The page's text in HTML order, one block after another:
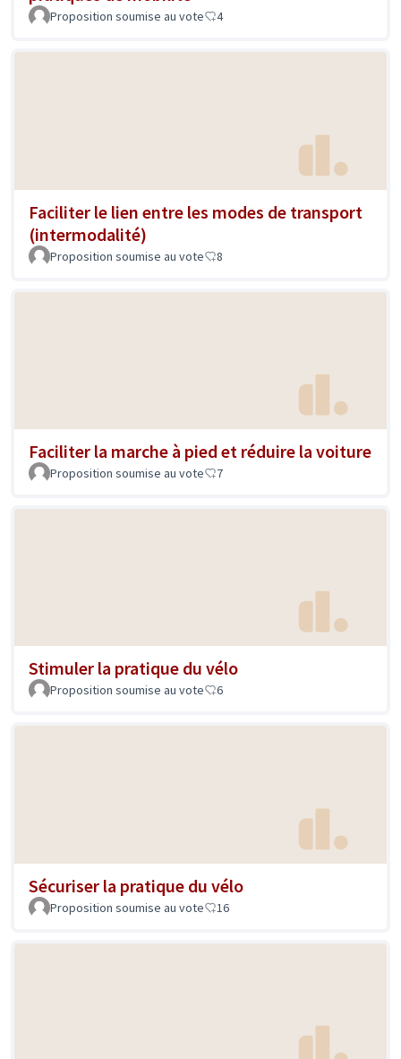
Proposition soumise au vote 4
Faciliter le lien entre les modes de transport
(intermodalité)
Proposition soumise au vote 8
Faciliter la marche à pied et réduire la voiture
Proposition soumise au vote 7
Stimuler la pratique du vélo
Proposition soumise au vote 6
Sécuriser la pratique du vélo
Proposition soumise au vote 16